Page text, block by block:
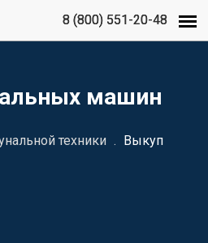
8 (800) 551-20-48
8 (800) 551-20-48
машин
техники . Выкуп